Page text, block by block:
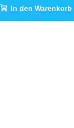
In den Warenkorb